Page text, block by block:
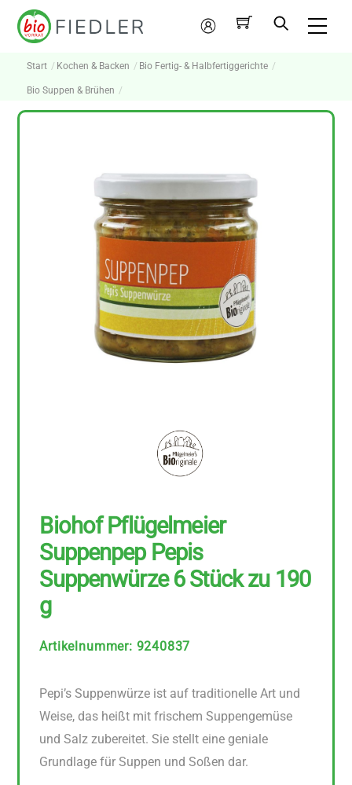
Skip
Mein
Konto
Start Kochen & Backen Bio Fertig- & Halbfertiggerichte
Bio Suppen & Brühen
Biohof Pflügelmeier
Suppenpep Pepis
Suppenwürze 6 Stück zu 190
g
Artikelnummer: 9240837
Pepi’s Suppenwürze ist auf traditionelle Art und
Weise, das heißt mit frischem Suppengemüse
und Salz zubereitet. Sie stellt eine geniale
Grundlage für Suppen und Soßen dar.